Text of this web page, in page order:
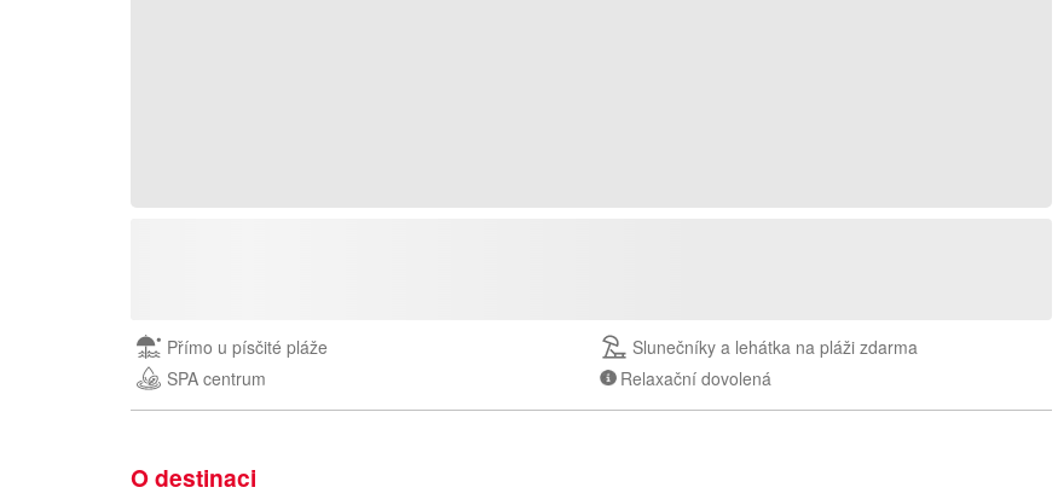
Přímo u písčité pláže
Slunečníky a lehátka na pláži zdarma
SPA centrum
Relaxační dovolená
O destinaci